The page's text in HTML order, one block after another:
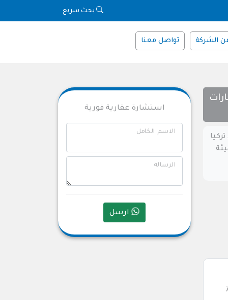
بحث سريع
الشركة تواصل معنا
هيئة
خلال العام الماضي، 7
استشارة عقارية فورية
الاسم الكامل
الرسالة
ارسل